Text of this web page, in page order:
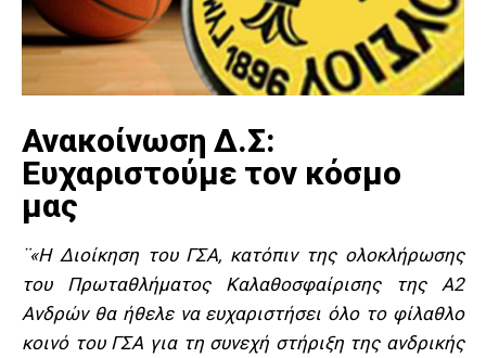
Ανακοίνωση Δ.Σ:
Ευχαριστούμε τον κόσμο
μας
¨«Η Διοίκηση του ΓΣΑ, κατόπιν της ολοκλήρωσης
του Πρωταθλήματος Καλαθοσφαίρισης της Α2
Ανδρών θα ήθελε να ευχαριστήσει όλο το φίλαθλο
κοινό του ΓΣΑ για τη συνεχή στήριξη της ανδρικής